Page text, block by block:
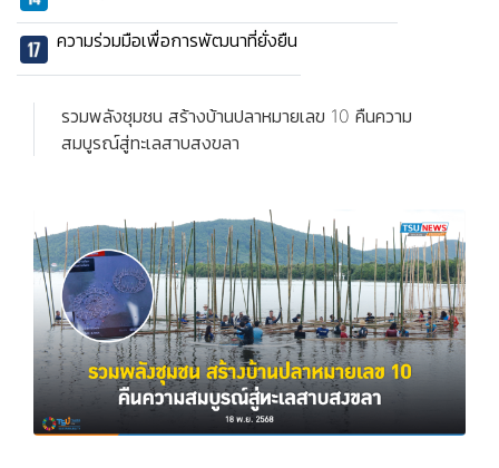
ความร่วมมือเพื่อการพัฒนาที่ยั่งยืน
รวมพลังชุมชน สร้างบ้านปลาหมายเลข 10 คืนความ
สมบูรณ์สู่ทะเลสาบสงขลา